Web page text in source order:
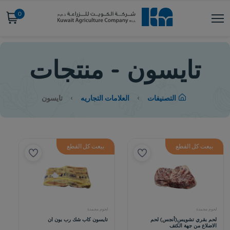
0
تايسون - منتجات
التصنيفات العلامات التجاريه تايسون
بيعت كل القطع بيعت كل القطع